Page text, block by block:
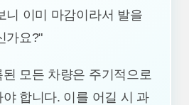
니 이미 마감이라서 발을
가요?"
모든 차량은 주기적으로
합니다. 이를 어길 시 과